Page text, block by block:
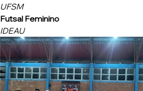
UFSM
Futsal Feminino
IDEAU